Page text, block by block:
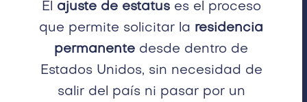
El ajuste de estatuses el proceso
que permite solicitar la residencia
permanente desde dentro de
Estados Unidos, sin necesidad de
salir del país ni pasar por un